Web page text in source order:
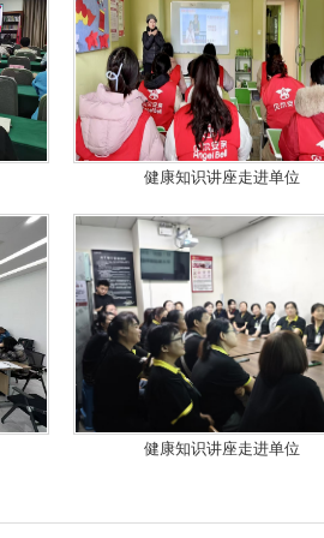
健康知识讲座走进单位
健康知识讲座走进单位